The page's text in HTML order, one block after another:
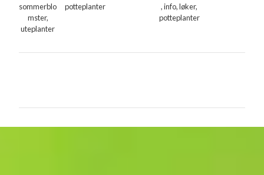
sommerblo
mster,
uteplanter
potteplanter
, info, løker,
potteplanter